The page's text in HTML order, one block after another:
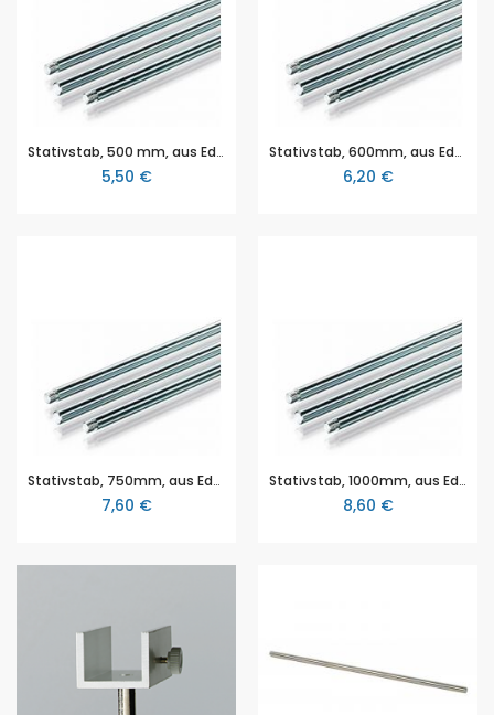
Stativstab, 500 mm, aus Edelstahl, verzinkt, ohne Gewinde, Durchmesser Ø 12 mm
5,50 €
Stativstab, 600mm, aus Edelstahl, verzinkt, ohne Gewinde, Durchmesser Ø 12 mm
6,20 €
Stativstab, 750mm, aus Edelstahl, verzinkt, ohne Gewinde, Durchmesser Ø 12 mm
7,60 €
Stativstab, 1000mm, aus Edelstahl, verzinkt, ohne Gewinde, Durchmesser Ø 12 mm
8,60 €